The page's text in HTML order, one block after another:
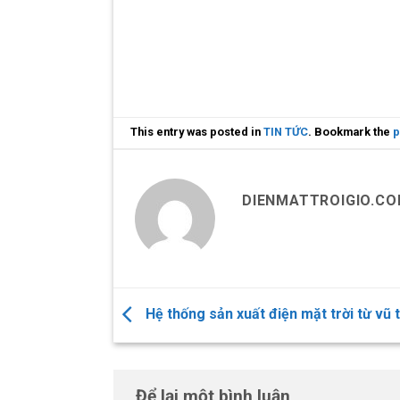
This entry was posted inTIN TỨC. Bookmark the
Hệ thống sản xuất điện mặt trời từ vũ